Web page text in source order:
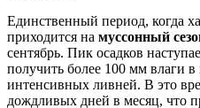
Единственный период, когда
приходится на муссонный
сентябрь. Пик осадков
получить более 100 мм влаги
интенсивных ливней. В это
дождливых дней в месяц, что